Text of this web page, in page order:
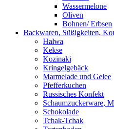
Wassermelone
Oliven
Bohnen/ Erbsen
Backwaren, Süßigkeiten,
Halwa
Kekse
Kozinaki
Kringelgebäck
Marmelade und Gelee
Pfefferkuchen
Russisches Konfekt
Schaumzuckerware,
Schokolade
Tchak-Tchak